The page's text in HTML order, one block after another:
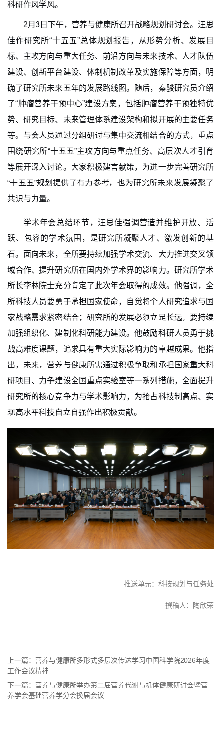
科研作风学风。
2月3日下午， 营养与健康所召开战略规划研讨会。汪思
佳作研究所“十五五”总体规划报告， 从形势分析、发展目
标、主攻方向与重大任务、前沿方向与未来技术、人才队伍
建设、创新平台建设、体制机制改革及实施保障等方面，明
确了研究所未来五年的发展路线图。随后，秦骏研究员介绍
了“肿瘤营养干预中心”建设方案，包括肿瘤营养干预独特优
势、研究目标、未来管理体系建设架构和拟开展的主要任务
等。与会人员通过分组研讨与集中交流相结合的方式，重点
围绕研究所“十五五”主攻方向与重点任务、高层次人才引育
等展开深入讨论。大家积极建言献策， 为进一步完善研究所
“十五五”规划提供了有力参考，也为研究所未来发展凝聚了
共识与力量。
学术年会总结环节，汪思佳强调营造并维护开放、活
跃、包容的学术氛围，是研究所凝聚人才、激发创新的基
石。面向未来，全所要持续加强学术交流、大力推进交叉领
域合作、提升研究所在国内外学术界的影响力。研究所学术
所长李林院士充分肯定了此次年会取得的成效。他强调，全
所科技人员要勇于承担国家使命，自觉将个人研究追求与国
家战略需求紧密结合；研究所的发展必须立足长远，要持续
加强组织化、建制化科研能力建设。他鼓励科研人员勇于挑
战高难度课题，追求具有重大实际影响力的卓越成果。他指
出，未来，营养与健康所需通过积极争取和承担国家重大科
研项目、力争建设全国重点实验室等一系列措施，全面提升
研究所的核心竞争力与学术影响力，为抢占科技制高点、实
现高水平科技自立自强作出积极贡献。
推送单元：科技规划与任务处
撰稿人：陶欣荣
上一篇：营养与健康所多形式多层次传达学习中国科学院2026年度
工作会议精神
下一篇：营养与健康所举办第二届营养代谢与机体健康研讨会暨营
养学会基础营养学分会换届会议